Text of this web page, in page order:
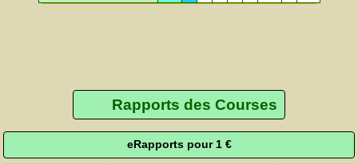
Rapports des Courses
eRapports pour 1 €